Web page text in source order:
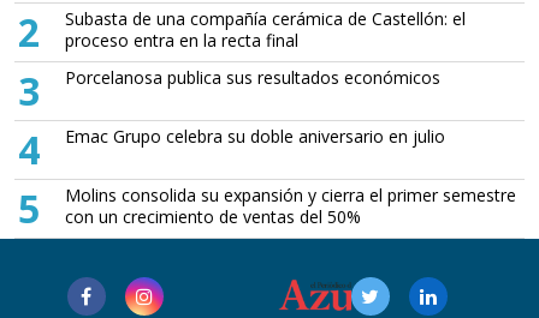
2
Subasta de una compañía cerámica de Castellón: el
proceso entra en la recta final
3 Porcelanosa publica sus resultados económicos
4 Emac Grupo celebra su doble aniversario en julio
5
Molins consolida su expansión y cierra el primer semestre
con un crecimiento de ventas del 50%